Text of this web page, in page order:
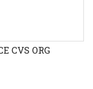
CVS ORG